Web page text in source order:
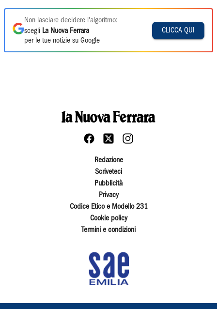
Non lasciare decidere l'algoritmo:
scegli La Nuova Ferrara
per le tue notizie su Google
CLICCA QUI
Redazione
Scriveteci
Pubblicità
Privacy
Codice Etico e Modello 231
Cookie policy
Termini e condizioni